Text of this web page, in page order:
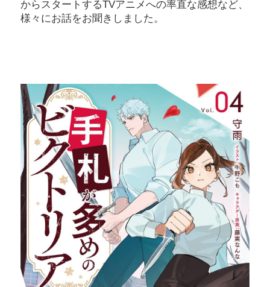
からスタートするTVアニメへの率直な感想など、
様々にお話をお聞きしました。